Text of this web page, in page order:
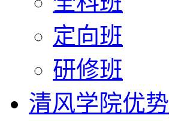
定向班
研修班
清风学院优势